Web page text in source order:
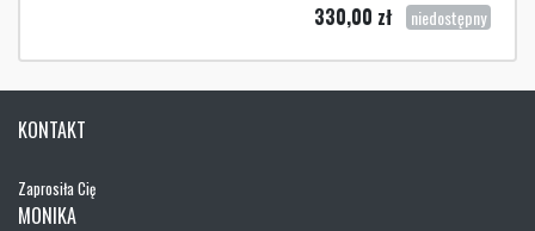
330,00 zł niedostępny
KONTAKT
Zaprosiła Cię
MONIKA